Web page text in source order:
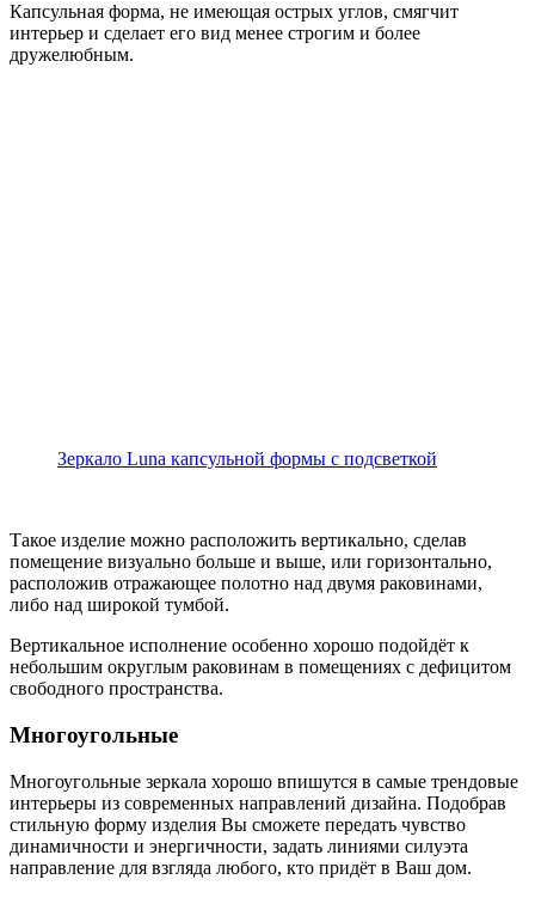
Капсульная форма, не имеющая острых углов, смягчит
интерьер и сделает его вид менее строгим и более
дружелюбным.
Зеркало Luna капсульной формы с подсветкой
Такое изделие можно расположить вертикально, сделав
помещение визуально больше и выше, или горизонтально,
расположив отражающее полотно над двумя раковинами,
либо над широкой тумбой.
Вертикальное исполнение особенно хорошо подойдёт к
небольшим округлым раковинам в помещениях с дефицитом
свободного пространства.
Многоугольные
Многоугольные зеркала хорошо впишутся в самые трендовые
интерьеры из современных направлений дизайна. Подобрав
стильную форму изделия Вы сможете передать чувство
динамичности и энергичности, задать линиями силуэта
направление для взгляда любого, кто придёт в Ваш дом.